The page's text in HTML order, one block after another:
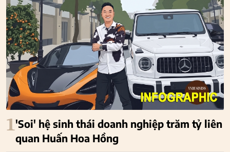
1'Soi' hệ sinh thái doanh nghiệp trăm tỷ liên
quan Huấn Hoa Hồng